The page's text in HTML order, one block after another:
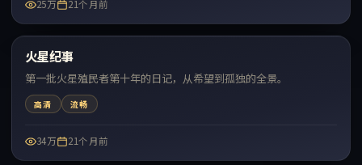
25万 21个月前
最新
火星纪事
第一批火星殖民者第十年的日记，从希望到孤独的全景。
高清 流畅
34万 21个月前